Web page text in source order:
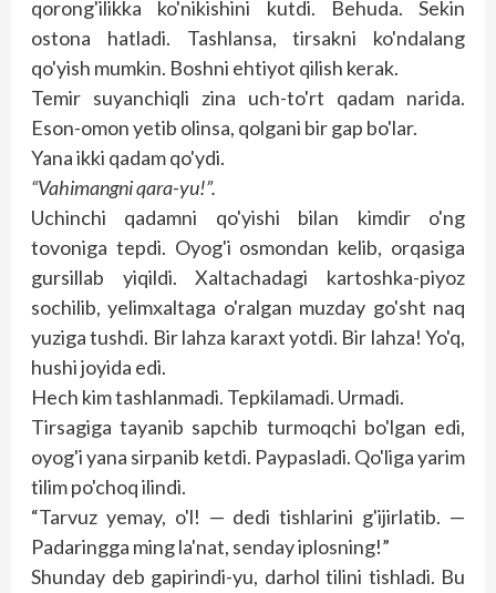
qorong'ilikka ko'nikishini kutdi. Behuda. Sekin
ostona hatladi. Tash­lansa, tirsakni ko'ndalang
qo'yish mumkin. Boshni ehtiyot qilish kerak.
Temir suyanchiqli zina uch-to'rt qadam narida.
Eson-omon yetib olinsa, qolgani bir gap bo'lar.
Yana ikki qadam qo'ydi.
“Vahimangni qara-yu!”.
Uchinchi qadamni qo'yishi bilan kimdir o'ng
tovoniga tepdi. Oyog'i osmondan kelib, orqasiga
gursillab yiqildi. Xaltachadagi kartoshka-piyoz
sochilib, yelimxaltaga o'ralgan muzday go'sht naq
yuziga tushdi. Bir lahza karaxt yotdi. Bir lahza! Yo'q,
hushi joyida edi.
Hech kim tashlanmadi. Tepkilamadi. Urmadi.
Tirsagiga tayanib sapchib turmoqchi bo'lgan edi,
oyog'i yana sirpanib ketdi. Paypasladi. Qo'liga yarim
tilim po'choq ilindi.
“Tarvuz yemay, o'l! — dedi tishlarini g'ijirlatib. —
Padaringga ming la'nat, senday iplosning!”
Shunday deb gapirindi-yu, darhol tilini tishladi. Bu